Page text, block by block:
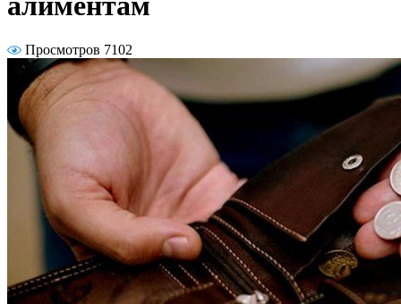
Просмотров 7102